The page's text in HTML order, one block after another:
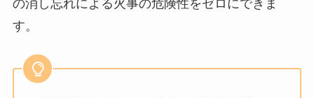
の消し忘れによる火事の危険性をゼロにできま
す。